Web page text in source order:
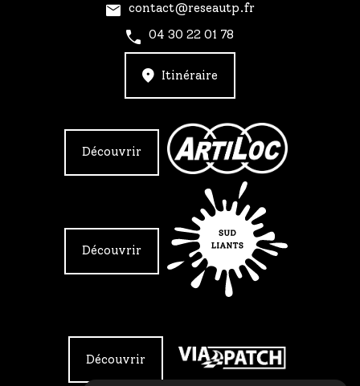
contact@reseautp.fr
04 30 22 01 78
Itinéraire
Découvrir
Découvrir
Découvrir